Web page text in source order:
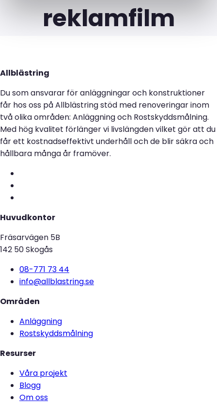
reklamfilm
Allblästring
Du som ansvarar för anläggningar och konstruktioner
får hos oss på Allblästring stöd med renoveringar inom
två olika områden: Anläggning och Rostskyddsmålning.
Med hög kvalitet förlänger vi livslängden vilket gör att du
får ett kostnadseffektivt underhåll och de blir säkra och
hållbara många år framöver.
Huvudkontor
Fräsarvägen 5B
142 50 Skogås
08-771 73 44
info@allblastring.se
Områden
Anläggning
Rostskyddsmålning
Resurser
Våra projekt
Blogg
Om oss